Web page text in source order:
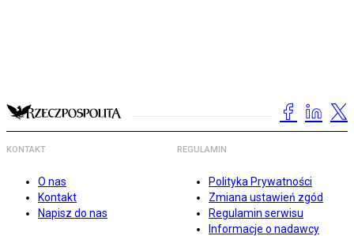
KONTAKT
O nas
Kontakt
Napisz do nas
REGULAMIN
Polityka Prywatności
Zmiana ustawień zgód
Regulamin serwisu
Informacje o nadawcy